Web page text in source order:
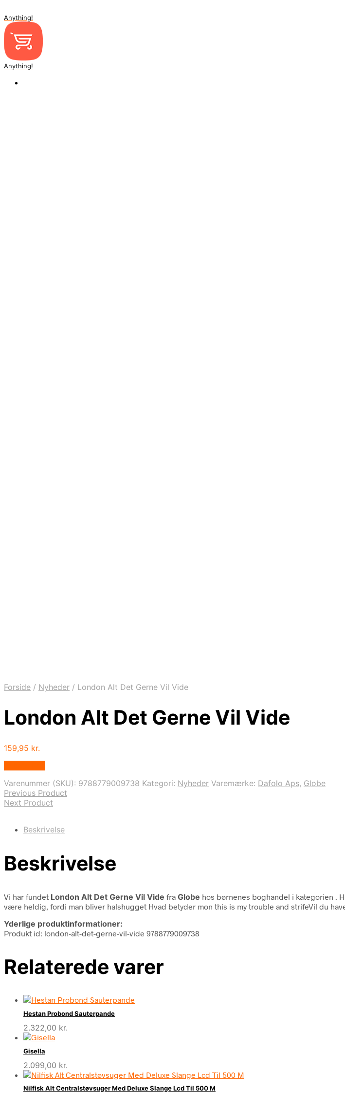
Anything!
Anything!
Forside / Nyheder / London Alt Det Gerne Vil Vide
London Alt Det Gerne Vil Vide
159,95 kr.
Varenummer (SKU): 9788779009738 Kategori: Nyheder Varemærke: Dafolo Aps, Globe
Previous Product
Next Product
Beskrivelse
Beskrivelse
Vi har fundet London Alt Det Gerne Vil Vide fra Globe hos børnenes boghandel i kategorien
.
være heldig, fordi man bliver halshugget Hvad betyder mon this is my trouble and strifeVil du
Yderlige produktinformationer:
Produkt id: london-alt-det-gerne-vil-vide 9788779009738
Relaterede varer
Hestan Probond Sauterpande
2.322,00 kr.
Gisella
2.099,00 kr.
Nilfisk Alt Centralstøvsuger Med Deluxe Slange Lcd Til 500 M